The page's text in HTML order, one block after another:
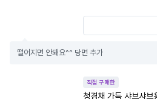
떨어지면 안돼요^^ 당면 추가
직접 구매한
청경채 가득 샤브샤